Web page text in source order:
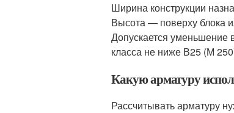
Ширина конструкции
Высота — поверху блока
Допускается уменьшение
класса не ниже В25 (М
Какую арматуру
Рассчитывать арматуру